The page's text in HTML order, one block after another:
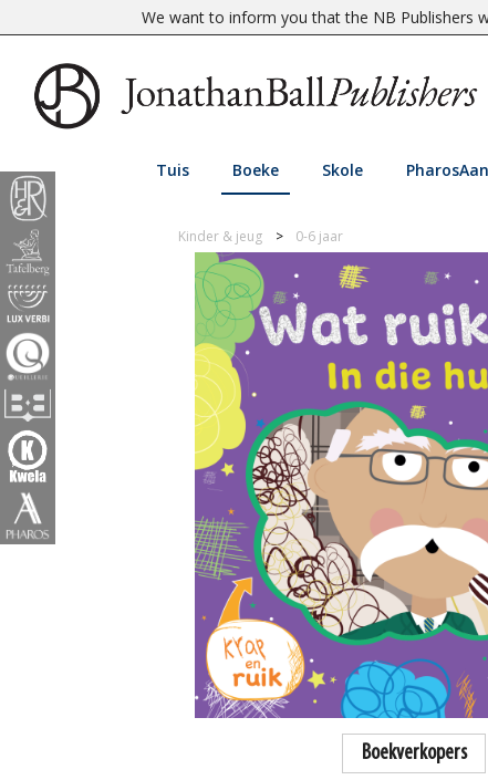
We want to inform you that the NB Publishers
Tuis Boeke Skole
Kinder & jeug 0-6 jaar
Boekverkopers